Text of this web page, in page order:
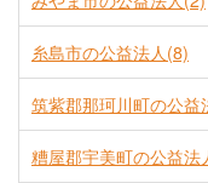
糸島市の公益法人(8)
筑紫郡那珂川町の公益
糟屋郡宇美町の公益法